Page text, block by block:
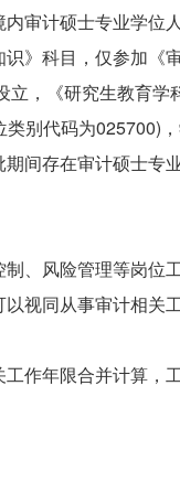
审计硕士专业学位
》科目，仅参加《
，《研究生教育
别代码为025700)，
间存在审计硕士
、风险管理等岗位
视同从事审计相关工
作年限合并计算，